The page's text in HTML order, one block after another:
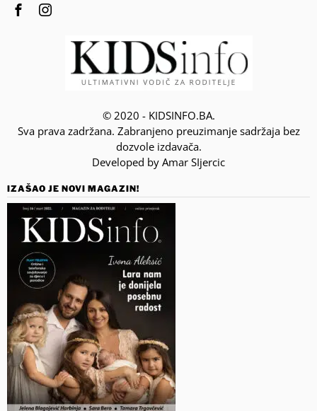
© 2020 - KIDSINFO.BA.
Sva prava zadržana. Zabranjeno preuzimanje sadržaja bez
dozvole izdavača.
Developed by Amar SIjercic
IZAŠAO JE NOVI MAGAZIN!